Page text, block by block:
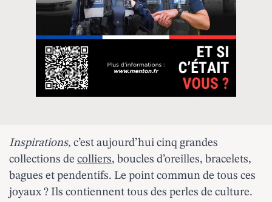
Inspirations, c’est aujourd’hui cinq grandes
collections de colliers, boucles d’oreilles, bracelets,
bagues et pendentifs. Le point commun de tous ces
joyaux ? Ils contiennent tous des perles de culture.